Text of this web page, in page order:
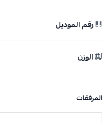
رقم الموديل
الوزن
المرفقات